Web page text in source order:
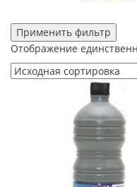
Применить фильтр
Отображение